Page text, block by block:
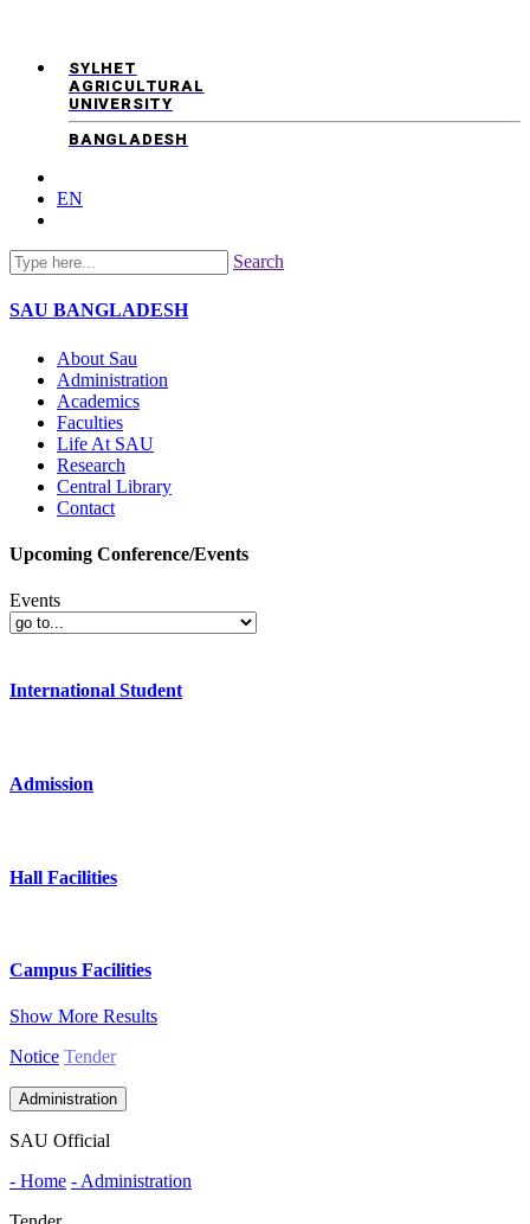
SYLHET
AGRICULTURAL
UNIVERSITY
BANGLADESH
EN
Search
SAU BANGLADESH
About Sau
Administration
Academics
Faculties
Life At SAU
Research
Central Library
Contact
Upcoming Conference/Events
Events
International Student
Admission
Hall Facilities
Campus Facilities
Show More Results
Notice Tender
Administration
SAU Official
- Home - Administration